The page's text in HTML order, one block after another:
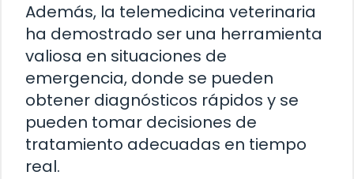
Además, la telemedicina veterinaria
ha demostrado ser una herramienta
valiosa en situaciones de
emergencia, donde se pueden
obtener diagnósticos rápidos y se
pueden tomar decisiones de
tratamiento adecuadas en tiempo
real.